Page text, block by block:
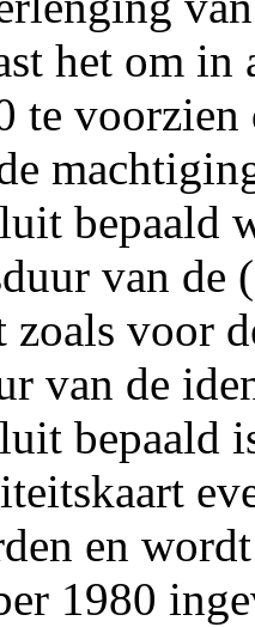
het om
te
bepaald
van de
zoals voor
van de
bepaald
en
1980